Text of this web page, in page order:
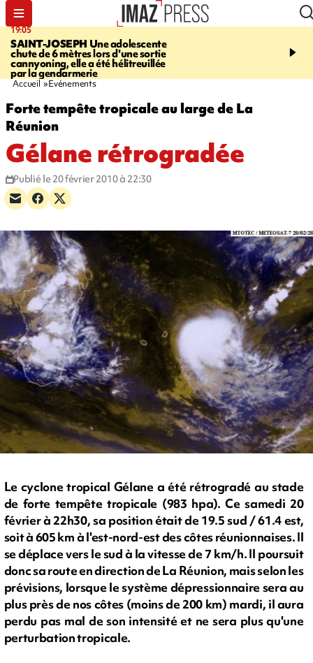
19:05
SAINT-JOSEPH Une adolescente
chute de 6 mètres lors d'une sortie
cannyoning, elle a été hélitreuillée
par la gendarmerie
20:44
rouée de coups,
Accueil Evénements
Forte tempête tropicale au large de La
Réunion
Gélane rétrogradée
Publié le 20 février 2010 à 22:30
Le cyclone tropical Gélane a été rétrogradé au stade
de forte tempête tropicale (983 hpa). Ce samedi 20
février à 22h30, sa position était de 19.5 sud / 61.4 est,
soit à 605 km à l'est-nord-est des côtes réunionnaises. Il
se déplace vers le sud à la vitesse de 7 km/h. Il poursuit
donc sa route en direction de La Réunion, mais selon les
prévisions, lorsque le système dépressionnaire sera au
plus près de nos côtes (moins de 200 km) mardi, il aura
perdu pas mal de son intensité et ne sera plus qu'une
perturbation tropicale.